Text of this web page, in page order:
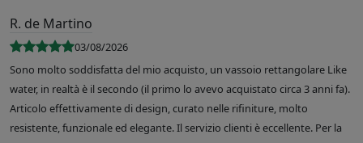
R. de Martino
03/08/2026
Sono molto soddisfatta del mio acquisto, un vassoio rettangolare Like
water, in realtà è il secondo (il primo lo avevo acquistato circa 3 anni fa).
Articolo effettivamente di design, curato nelle rifiniture, molto
resistente, funzionale ed elegante. Il servizio clienti è eccellente. Per la